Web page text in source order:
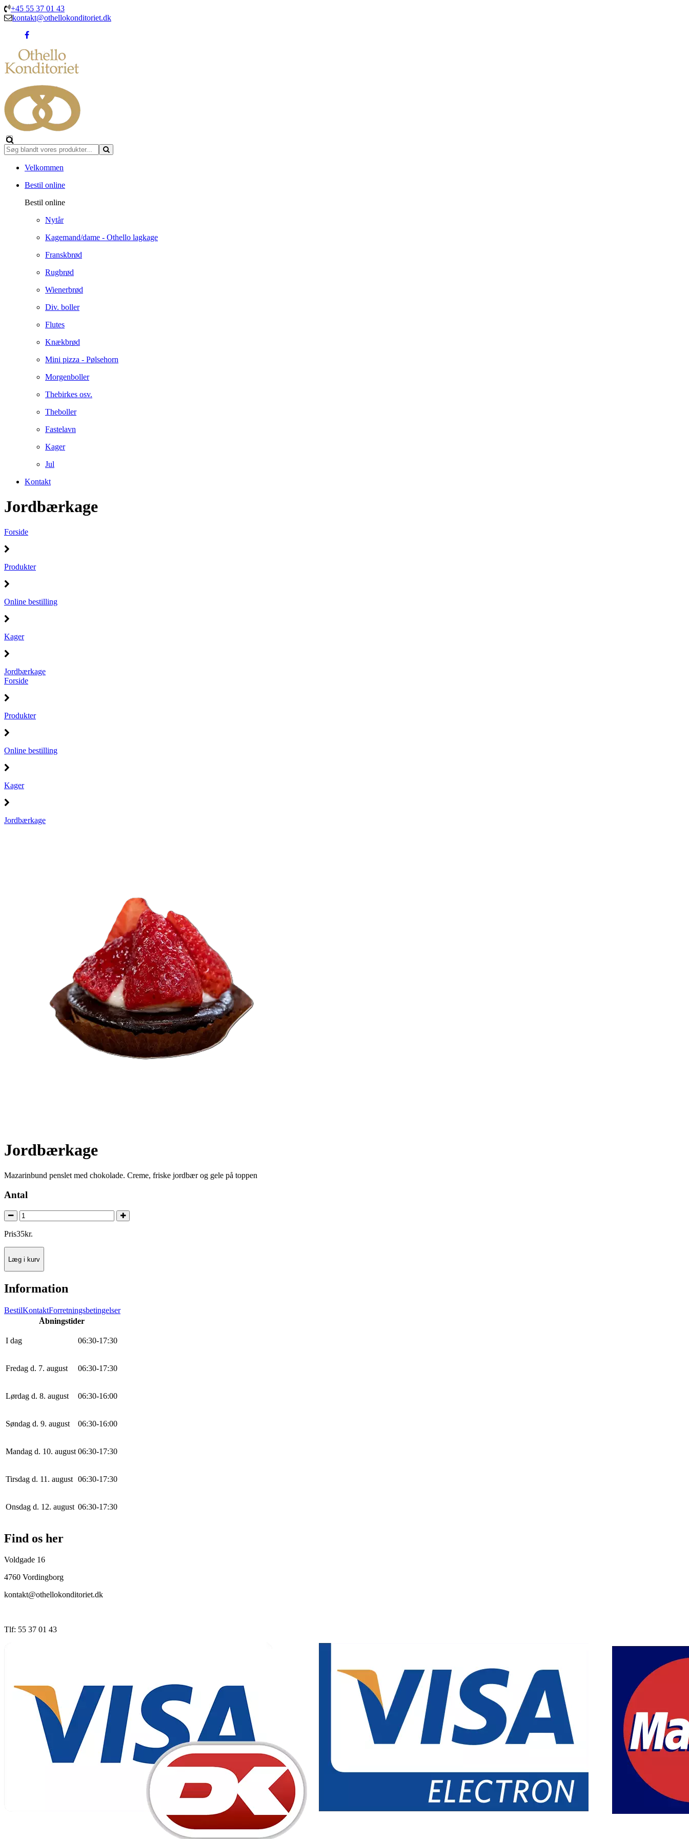
+45 55 37 01 43
kontakt@othellokonditoriet.dk
Velkommen
Bestil online
Bestil online
Nytår
Kagemand/dame - Othello lagkage
Franskbrød
Rugbrød
Wienerbrød
Div. boller
Flutes
Knækbrød
Mini pizza - Pølsehorn
Morgenboller
Thebirkes osv.
Theboller
Fastelavn
Kager
Jul
Kontakt
Jordbærkage
Forside
Produkter
Online bestilling
Kager
Jordbærkage
Forside
Produkter
Online bestilling
Kager
Jordbærkage
Jordbærkage
Mazarinbund penslet med chokolade. Creme, friske jordbær og gele på toppen
Antal
Pris35kr.
Læg i kurv
Information
BestilKontaktForretningsbetingelser
Åbningstider
I dag 06:30-17:30
Fredag d. 7. august 06:30-17:30
Lørdag d. 8. august 06:30-16:00
Søndag d. 9. august 06:30-16:00
Mandag d. 10. august 06:30-17:30
Tirsdag d. 11. august 06:30-17:30
Onsdag d. 12. august 06:30-17:30
Find os her
Voldgade 16
4760 Vordingborg
kontakt@othellokonditoriet.dk
Tlf: 55 37 01 43